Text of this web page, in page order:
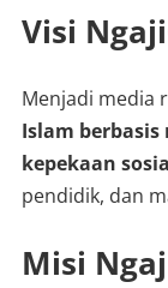
Visi
Menjadi media
Islam
kepekaan
pendidik, dan
Misi